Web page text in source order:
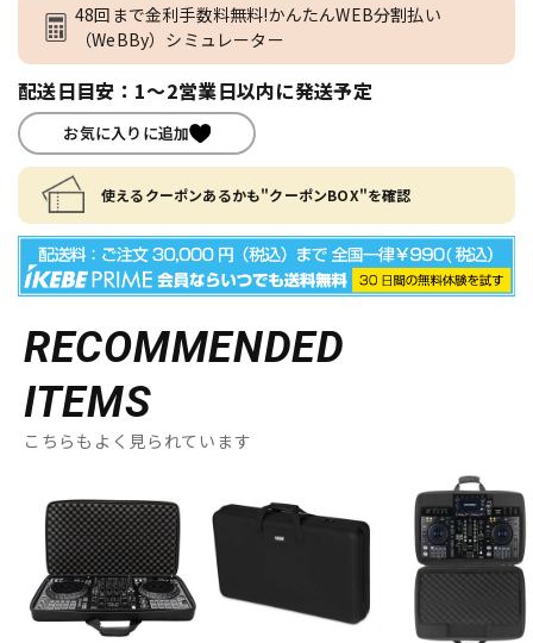
48回まで金利手数料無料!かんたんWEB分割払い
（WeBBy）シミュレーター
配送日目安：1～2営業日以内に発送予定
お気に入りに追加
使えるクーポンあるかも"クーポンBOX"を確認
RECOMMENDED
ITEMS
こちらもよく見られています